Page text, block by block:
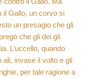
il Gallo, un corvo si
un presagio che gli
che gli dei gli
L’uccello, quando
ali, invase il volto e gli
per tale ragione a